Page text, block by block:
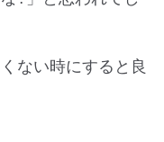
ない時にすると良